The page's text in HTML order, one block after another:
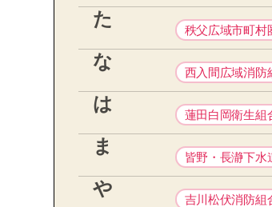
た
秩父広域市町村
な
西入間広域消防
は
蓮田白岡衛生組
ま
皆野・長瀞下水
や
吉川松伏消防組